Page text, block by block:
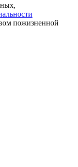
пожизненной